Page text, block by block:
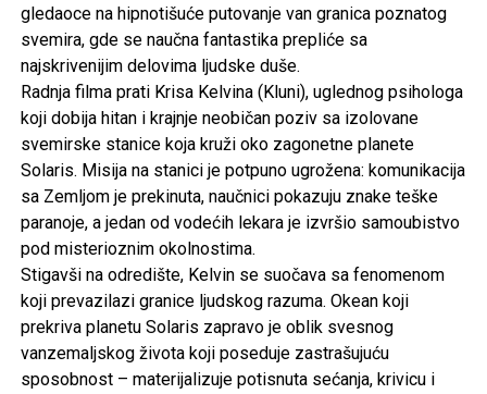
gledaoce na hipnotišuće putovanje van granica poznatog
svemira, gde se naučna fantastika prepliće sa
najskrivenijim delovima ljudske duše.
Radnja filma prati Krisa Kelvina (Kluni), uglednog psihologa
koji dobija hitan i krajnje neobičan poziv sa izolovane
svemirske stanice koja kruži oko zagonetne planete
Solaris. Misija na stanici je potpuno ugrožena: komunikacija
sa Zemljom je prekinuta, naučnici pokazuju znake teške
paranoje, a jedan od vodećih lekara je izvršio samoubistvo
pod misterioznim okolnostima.
Stigavši na odredište, Kelvin se suočava sa fenomenom
koji prevazilazi granice ljudskog razuma. Okean koji
prekriva planetu Solaris zapravo je oblik svesnog
vanzemaljskog života koji poseduje zastrašujuću
sposobnost – materijalizuje potisnuta sećanja, krivicu i